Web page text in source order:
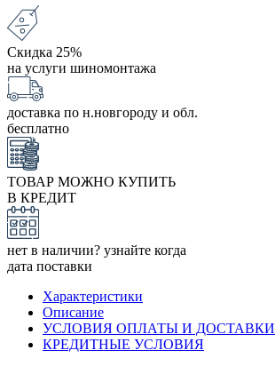
Скидка 25%
на услуги шиномонтажа
доставка по н.новгороду и обл.
бесплатно
ТОВАР МОЖНО КУПИТЬ
В КРЕДИТ
нет в наличии? узнайте когда
дата поставки
Характеристики
Описание
УСЛОВИЯ ОПЛАТЫ И ДОСТАВКИ
КРЕДИТНЫЕ УСЛОВИЯ